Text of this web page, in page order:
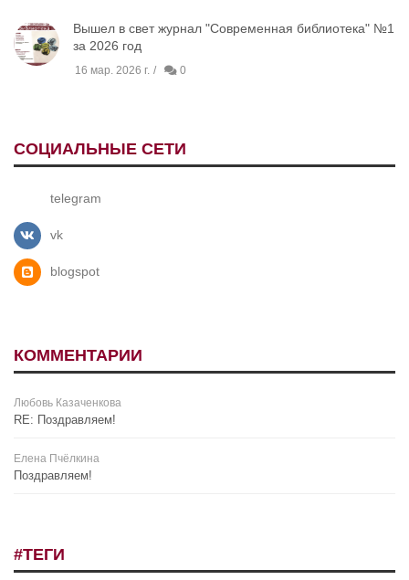
Вышел в свет журнал "Современная библиотека" №1
за 2026 год
16 мар. 2026 г. 0
СОЦИАЛЬНЫЕ СЕТИ
telegram
vk
blogspot
КОММЕНТАРИИ
Любовь Казаченкова
RE: Поздравляем!
Елена Пчёлкина
Поздравляем!
#ТЕГИ